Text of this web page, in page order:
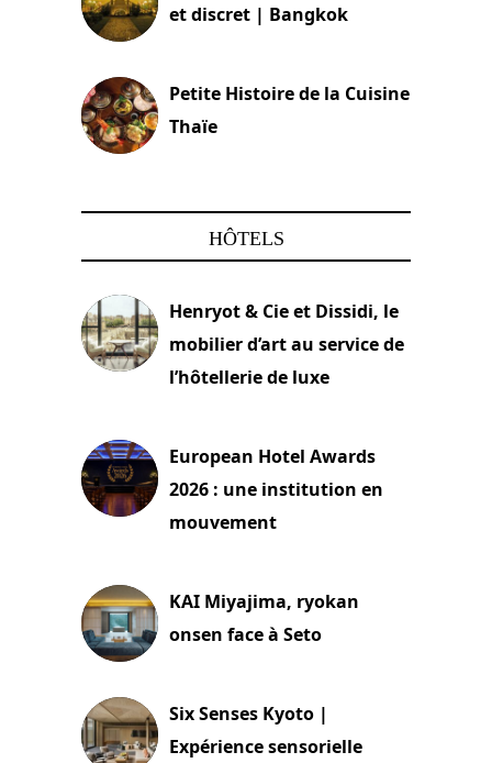
et discret | Bangkok
Petite Histoire de la Cuisine
Thaïe
HÔTELS
Henryot & Cie et Dissidi, le
mobilier d’art au service de
l’hôtellerie de luxe
European Hotel Awards
2026 : une institution en
mouvement
KAI Miyajima, ryokan
onsen face à Seto
Six Senses Kyoto |
Expérience sensorielle